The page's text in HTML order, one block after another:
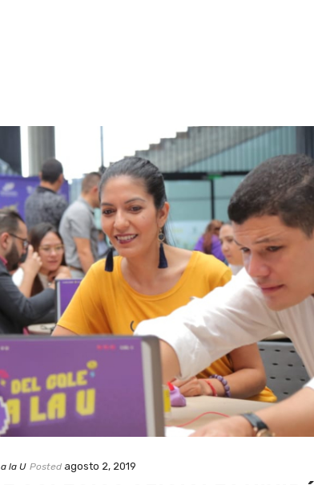
la U Posted agosto 2, 2019